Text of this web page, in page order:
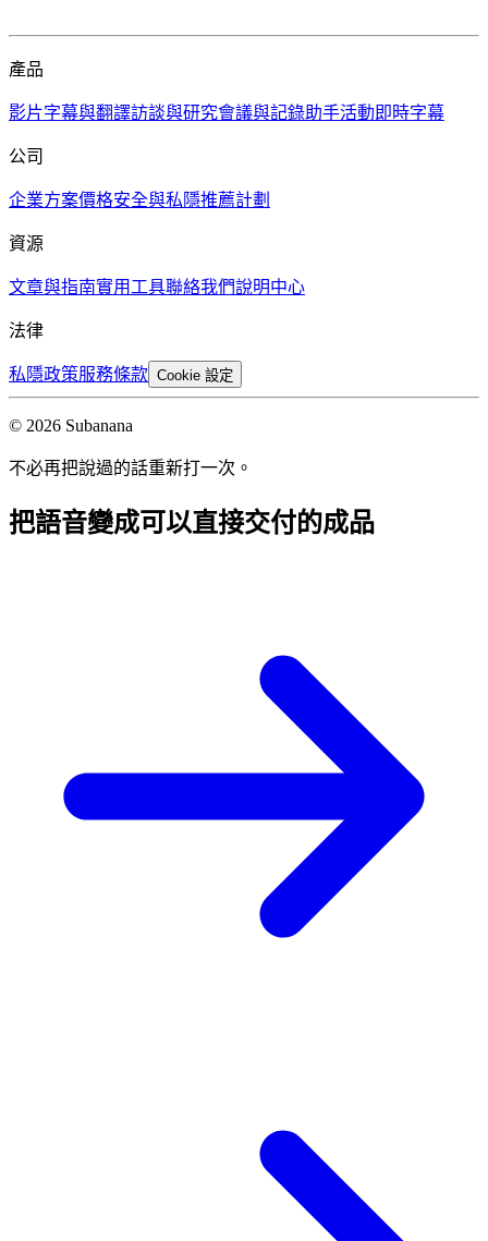
產品
影片字幕與翻譯訪談與研究會議與記錄助手活動即時字幕
公司
企業方案價格安全與私隱推薦計劃
資源
文章與指南實用工具聯絡我們說明中心
法律
私隱政策服務條款 Cookie 設定
© 2026 Subanana
不必再把說過的話重新打一次。
把語音變成可以直接交付的成品